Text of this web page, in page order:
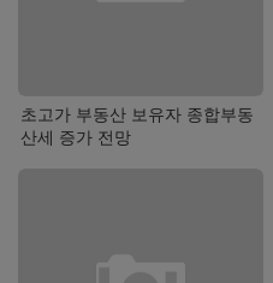
초고가 부동산 보유자 종합부동
산세 증가 전망